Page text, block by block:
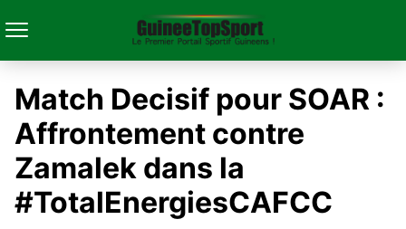
Match Decisif pour SOAR :
Affrontement contre
Zamalek dans la
#TotalEnergiesCAFCC